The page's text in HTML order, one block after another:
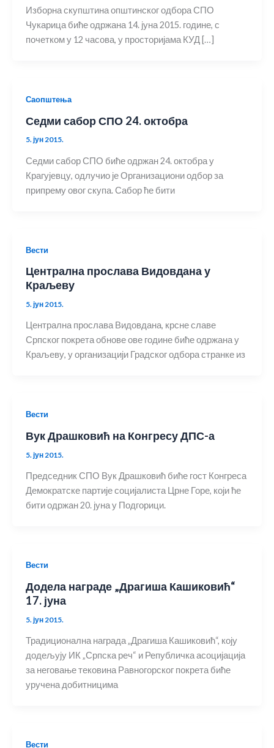
Изборна скупштина општинског одбора СПО
Чукарица биће одржана 14. јуна 2015. године, с
почетком у 12 часова, у просторијама КУД […]
Саопштења
Седми сабор СПО 24. октобра
5. јун 2015.
Седми сабор СПО биће одржан 24. октобра у
Крагујевцу, одлучио је Организациони одбор за
припрему овог скупа. Сабор ће бити
Вести
Централна прослава Видовдана у
Краљеву
5. јун 2015.
Централна прослава Видовдана, крсне славе
Српског покрета обнове ове године биће одржана у
Краљеву, у организацији Градског одбора странке из
Вести
Вук Драшковић на Конгресу ДПС-а
5. јун 2015.
Председник СПО Вук Драшковић биће гост Конгреса
Демократске партије социјалиста Црне Горе, који ће
бити одржан 20. јуна у Подгорици.
Вести
Додела награде „Драгиша Кашиковић“
17. јуна
5. јун 2015.
Традиционална награда „Драгиша Кашиковић“, коју
додељују ИК „Српска реч“ и Републичка асоцијација
за неговање тековина Равногорског покрета биће
уручена добитницима
Вести